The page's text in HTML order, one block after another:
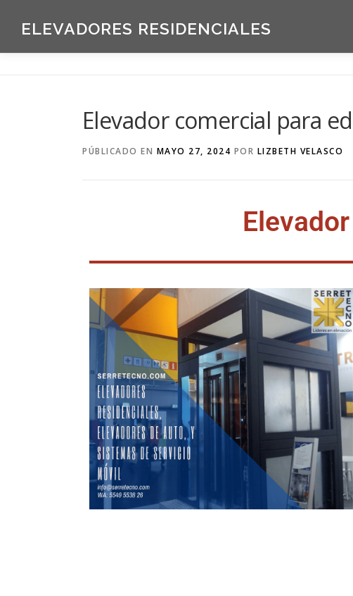
ELEVADORES RESIDENCIALES
Elevador comercial para
PÚBLICADO EN MAYO 27, 2024 POR LIZBETH VELASCO